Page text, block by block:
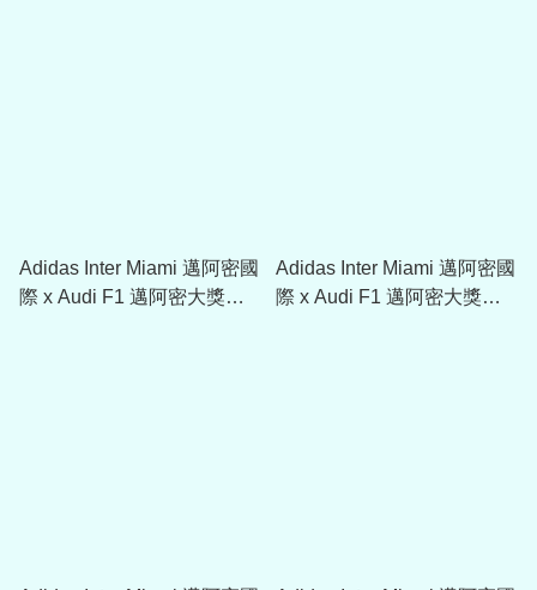
Adidas Inter Miami 邁阿密國
際 x Audi F1 邁阿密大獎賽
Adidas Inter Miami 邁阿密國
際 x Audi F1 邁阿密大獎賽